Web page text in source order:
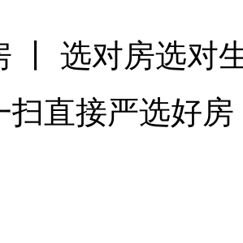
丨 选对房选对
扫直接严选好房